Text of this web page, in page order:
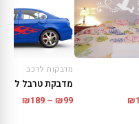
₪
מדבקות לרכב
מדבקת טרבל לרכב
₪99
–
₪189